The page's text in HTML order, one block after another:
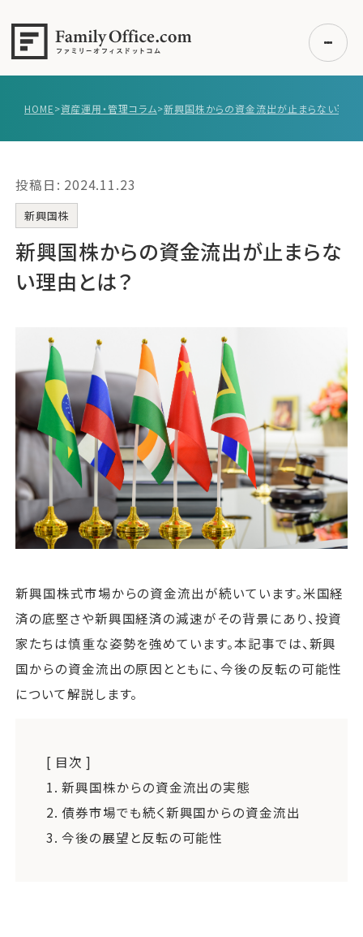
事例紹介
エキスパート一覧
無料講座
コラム
無料ご相談 ログイン
運営会社
ファミリーオフィスとは
関連書籍
メールマガジン登録
よくある質問
HOME>資産運用・管理コラム>新興国株からの資金流出が止まらない理由
投稿日: 2024.11.23
新興国株
新興国株からの資金流出が止まらな
い理由とは？
新興国株式市場からの資金流出が続いています。米国経
済の底堅さや新興国経済の減速がその背景にあり、投資
家たちは慎重な姿勢を強めています。本記事では、新興
国からの資金流出の原因とともに、今後の反転の可能性
について解説します。
[ 目次 ]
1. 新興国株からの資金流出の実態
2. 債券市場でも続く新興国からの資金流出
3. 今後の展望と反転の可能性